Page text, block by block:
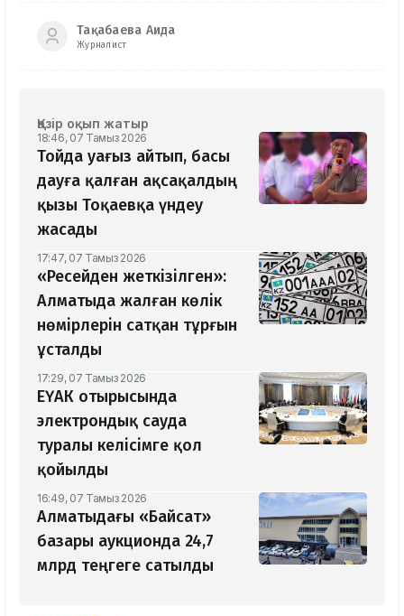
Тақабаева Аида
Журналист
Қазір оқып жатыр
18:46, 07 Тамыз 2026
Тойда уағыз айтып, басы
дауға қалған ақсақалдың
қызы Тоқаевқа үндеу
жасады
17:47, 07 Тамыз 2026
«Ресейден жеткізілген»:
Алматыда жалған көлік
нөмірлерін сатқан тұрғын
ұсталды
17:29, 07 Тамыз 2026
ЕҮАК отырысында
электрондық сауда
туралы келісімге қол
қойылды
16:49, 07 Тамыз 2026
Алматыдағы «Байсат»
базары аукционда 24,7
млрд теңгеге сатылды